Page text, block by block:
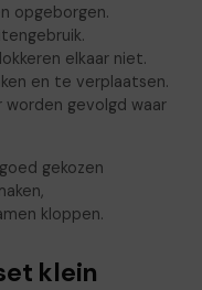
opgeborgen.
elkaar niet.
en te verplaatsen.
worden gevolgd waar
gekozen
kloppen.
klein